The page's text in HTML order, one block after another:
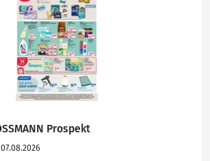
Prospekt